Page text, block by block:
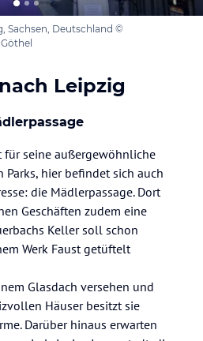
Sachsen, Deutschland ©
Leipzig
seine außergewöhnliche
hier befindet sich auch
die Mädlerpassage. Dort
Geschäften zudem eine
Keller soll schon
Werk Faust getüftelt
Glasdach versehen und
Häuser besitzt sie
Darüber hinaus erwarten